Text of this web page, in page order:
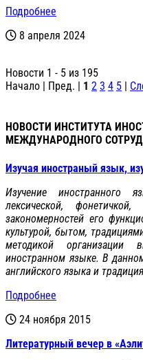
Подробнее
8 апреля 2024
Новости 1 - 5 из 195
Начало | Пред. | 1 2 3 4 5 |
НОВОСТИ ИНСТИТУТА
МЕЖДУНАРОДНОГО
Изучая иностраный язык,
Изучение иностранного
лексической,
закономерностей его
культурой, бытом,
методикой организации
иностранном языке. В
английского языка и
Подробнее
24 ноября 2015
Литературный вечер в